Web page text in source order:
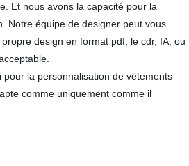
Et nous avons la capacité pour la
Notre équipe de designer peut vous
design en format pdf, le cdr, IA, ou
la personnalisation de vêtements
comme uniquement comme il